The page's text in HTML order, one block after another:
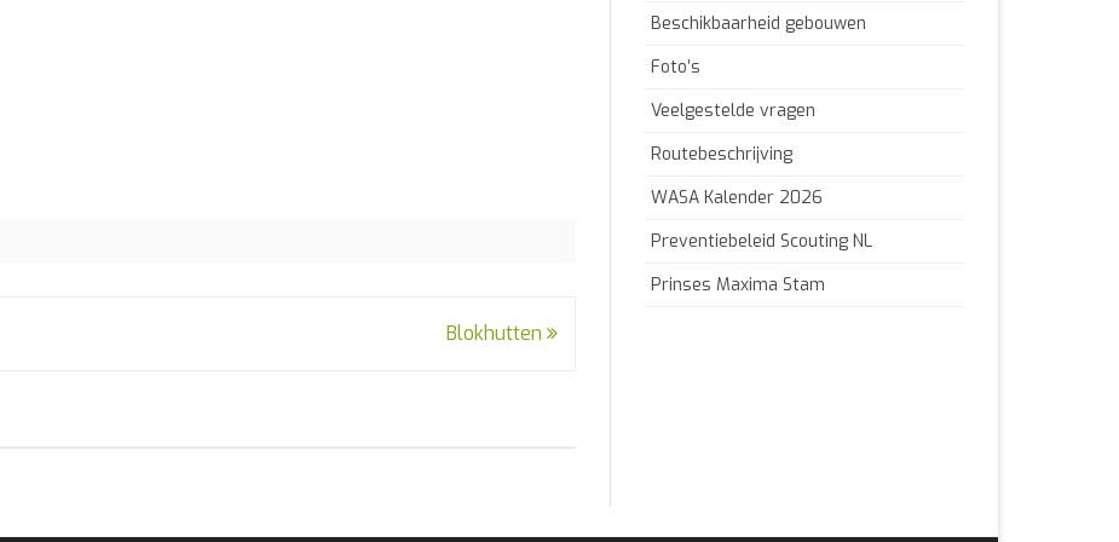
Blokhutten
Beschikbaarheid gebouwen
Foto’s
Veelgestelde vragen
Routebeschrijving
WASA Kalender 2026
Preventiebeleid Scouting NL
Prinses Maxima Stam